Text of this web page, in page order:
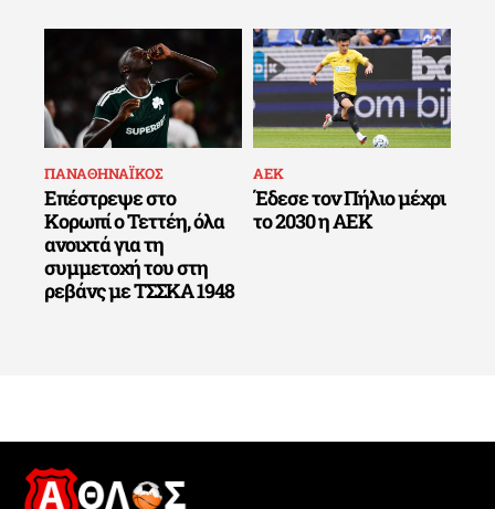
ΠΑΝΑΘΗΝΑΪΚΟΣ
Επέστρεψε στο
Κορωπί ο Τεττέη, όλα
ανοιχτά για τη
συμμετοχή του στη
ρεβάνς με ΤΣΣΚΑ 1948
ΑΕΚ
Έδεσε τον Πήλιο μέχρι
το 2030 η ΑΕΚ